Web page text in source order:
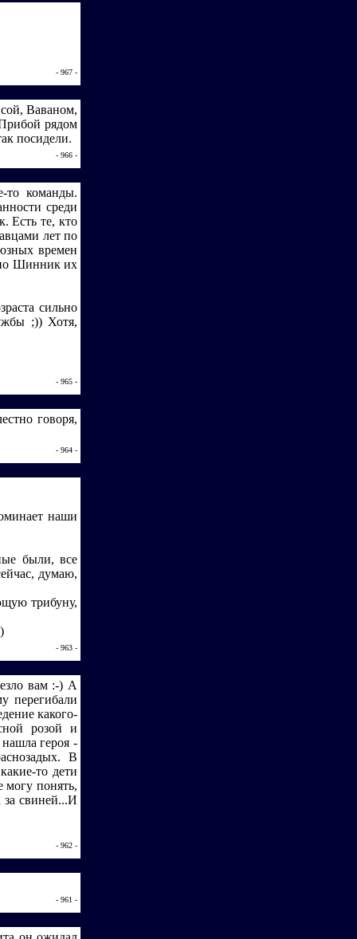
- 967 -
Ваваном,
рядом
посидели.
- 966 -
то команды.
среди
Есть те, кто
лет по
времен
Шинник их
сильно
;)) Хотя,
- 965 -
говоря,
- 964 -
наши
были, все
думаю,
трибуну,
- 963 -
вам :-) А
перегибали
какого-
розой и
героя -
В
то дети
могу понять,
за свиней...И
- 962 -
- 961 -